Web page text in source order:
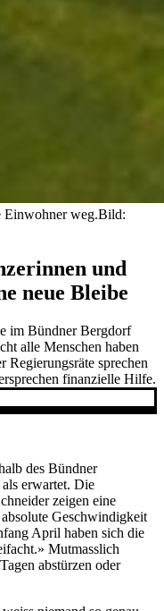
Einwohner weg.Bild:
und
neue Bleibe
im Bündner Bergdorf
alle Menschen haben
Regierungsräte sprechen
finanzielle Hilfe.
des Bündner
erwartet. Die
zeigen eine
Geschwindigkeit
April haben sich die
Mutmasslich
abstürzen oder